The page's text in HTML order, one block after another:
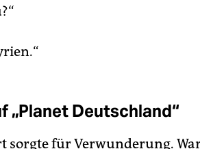
„Planet Deutschland“
sorgte für Verwunderung.